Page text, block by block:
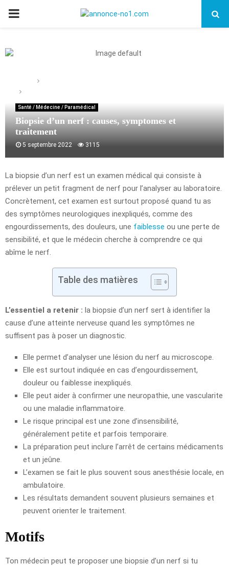
PRIMARY
Santé / Médecine / Paramédical
Biopsie d’un nerf : causes, symptomes et
traitement
5 septembre 2022 3115
La biopsie d’un nerf est un examen médical qui consiste à
prélever un petit fragment de nerf pour l’analyser au laboratoire.
Concrètement, cet examen est surtout proposé quand tu as
des symptômes neurologiques inexpliqués, comme des
engourdissements, des douleurs, une faiblesse ou une perte de
sensibilité, et que le médecin cherche à comprendre ce qui
abîme le nerf.
Table des matières
L’essentiel a retenir : la biopsie d’un nerf sert à identifier la
cause d’une atteinte nerveuse quand les symptômes ne
suffisent pas à poser un diagnostic.
Elle permet d’analyser une lésion du nerf au microscope.
Elle est surtout indiquée en cas d’engourdissement,
douleur ou faiblesse inexpliqués.
Elle peut aider à confirmer une neuropathie, une vascularite
ou une maladie inflammatoire.
Le risque principal est une zone d’insensibilité,
généralement petite et parfois temporaire.
La préparation peut inclure l’arrêt de certains médicaments
et un jeûne.
L’examen se fait le plus souvent sous anesthésie locale, en
ambulatoire.
Les résultats demandent souvent plusieurs semaines et
peuvent orienter le traitement.
Motifs
Ton médecin peut te proposer une biopsie d’un nerf si tu